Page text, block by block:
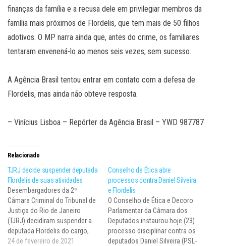
finanças da família e a recusa dele em privilegiar membros da
família mais próximos de Flordelis, que tem mais de 50 filhos
adotivos. O MP narra ainda que, antes do crime, os familiares
tentaram envenená-lo ao menos seis vezes, sem sucesso.
A Agência Brasil tentou entrar em contato com a defesa de
Flordelis, mas ainda não obteve resposta.
– Vinícius Lisboa – Repórter da Agência Brasil – YWD 987787
Relacionado
TJRJ decide suspender deputada
Flordelis de suas atividades
Desembargadores da 2ª
Câmara Criminal do Tribunal de
Justiça do Rio de Janeiro
(TJRJ) decidiram suspender a
deputada Flordelis do cargo,
pelo período de um ano. A
24 de fevereiro de 2021
Conselho de Ética abre
processos contra Daniel Silveira
e Flordelis
O Conselho de Ética e Decoro
Parlamentar da Câmara dos
Deputados instaurou hoje (23)
processo disciplinar contra os
deputados Daniel Silveira (PSL-